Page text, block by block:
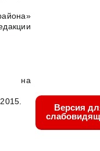
на
Версия